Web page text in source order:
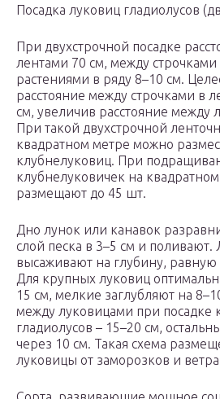
Посадка луковиц гладиолусов
При двухстрочной посадке
лентами 70 см, между
растениями в ряду 8–10 см.
расстояние между строчками в
см, увеличив расстояние между
При такой двухстрочной
квадратном метре можно
клубнелуковиц. При
клубнелуковичек на
размещают до 45 шт.
Дно лунок или канавок
слой песка в 3–5 см и поливают.
высаживают на глубину,
Для крупных луковиц
15 см, мелкие заглубляют на
между луковицами при посадке
гладиолусов – 15–20 см,
через 10 см. Такая схема
луковицы от заморозков и